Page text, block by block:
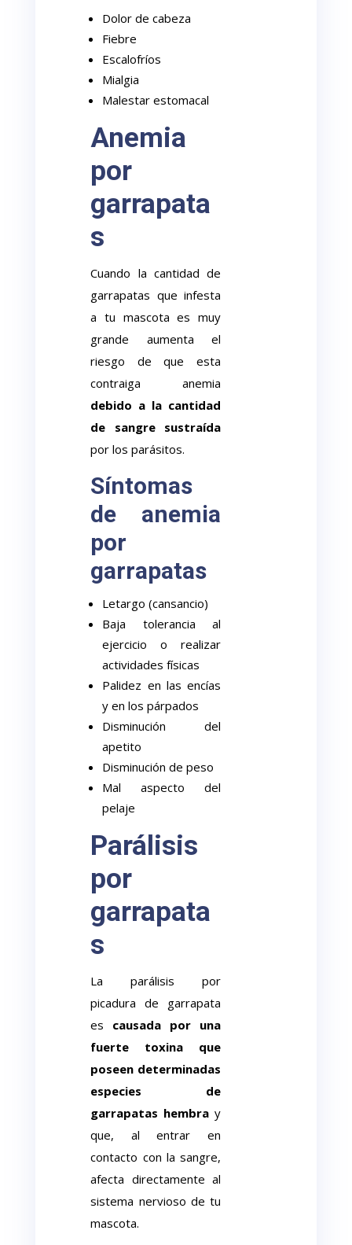
Dolor de cabeza
Fiebre
Escalofríos
Mialgia
Malestar estomacal
Anemia
por
garrapata
s
Cuando la cantidad de
garrapatas que infesta
a tu mascota es muy
grande aumenta el
riesgo de que esta
contraiga anemia
debido a la cantidad
de sangre sustraída
por los parásitos.
Síntomas
de anemia
por
garrapatas
Letargo (cansancio)
Baja tolerancia al
ejercicio o realizar
actividades físicas
Palidez en las encías
y en los párpados
Disminución del
apetito
Disminución de peso
Mal aspecto del
pelaje
Parálisis
por
garrapata
s
La parálisis por
picadura de garrapata
es causada por una
fuerte toxina que
poseen determinadas
especies de
garrapatas hembra y
que, al entrar en
contacto con la sangre,
afecta directamente al
sistema nervioso de tu
mascota.